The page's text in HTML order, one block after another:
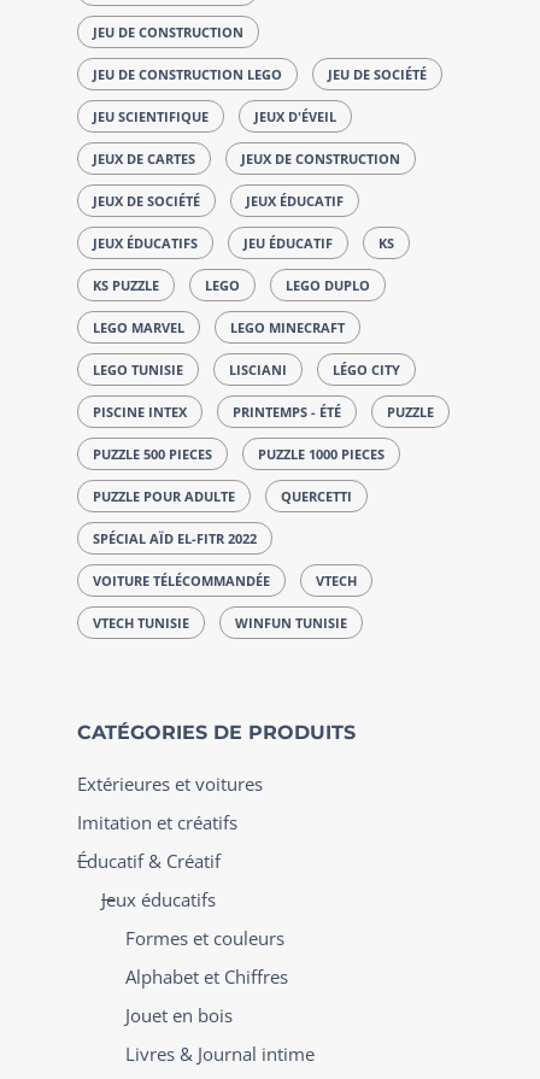
JEU DE CONSTRUCTION
JEU DE CONSTRUCTION LEGO JEU DE SOCIÉTÉ
JEU SCIENTIFIQUE JEUX D'ÉVEIL
JEUX DE CARTES JEUX DE CONSTRUCTION
JEUX DE SOCIÉTÉ JEUX ÉDUCATIF
JEUX ÉDUCATIFS JEU ÉDUCATIF KS
KS PUZZLE LEGO LEGO DUPLO
LEGO MARVEL LEGO MINECRAFT
LEGO TUNISIE LISCIANI LÉGO CITY
PISCINE INTEX PRINTEMPS - ÉTÉ PUZZLE
PUZZLE 500 PIECES PUZZLE 1000 PIECES
PUZZLE POUR ADULTE QUERCETTI
SPÉCIAL AÏD EL-FITR 2022
VOITURE TÉLÉCOMMANDÉE VTECH
VTECH TUNISIE WINFUN TUNISIE
CATÉGORIES DE PRODUITS
Extérieures et voitures
Imitation et créatifs
Éducatif & Créatif
Jeux éducatifs
Formes et couleurs
Alphabet et Chiffres
Jouet en bois
Livres & Journal intime